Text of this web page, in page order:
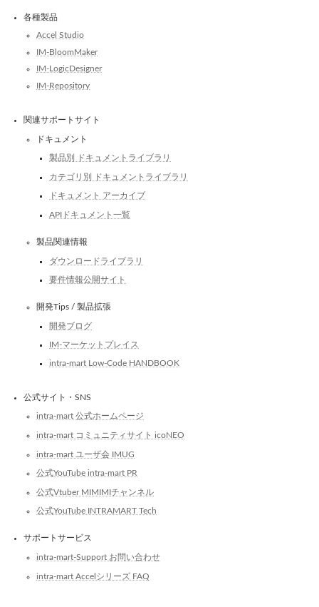
各種製品
Accel Studio
IM-BloomMaker
IM-LogicDesigner
IM-Repository
関連サポートサイト
ドキュメント
製品別 ドキュメントライブラリ
カテゴリ別 ドキュメントライブラリ
ドキュメント アーカイブ
APIドキュメント一覧
製品関連情報
ダウンロードライブラリ
要件情報公開サイト
開発Tips / 製品拡張
開発ブログ
IM-マーケットプレイス
intra-mart Low-Code HANDBOOK
公式サイト・SNS
intra-mart 公式ホームページ
intra-mart コミュニティサイト icoNEO
intra-mart ユーザ会 IMUG
公式YouTube intra-mart PR
公式Vtuber MIMIMIチャンネル
公式YouTube INTRAMART Tech
サポートサービス
intra-mart-Support お問い合わせ
intra-mart Accelシリーズ FAQ